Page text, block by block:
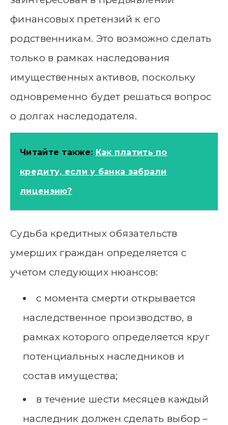
финансовых претензий к его
родственникам. Это возможно сделать
только в рамках наследования
имущественных активов, поскольку
одновременно будет решаться вопрос
о долгах наследодателя.
Читайте также: Как платить по
кредиту, если у банка забрали
лицензию?
Судьба кредитных обязательств
умерших граждан определяется с
учетом следующих нюансов:
с момента смерти открывается
наследственное производство, в
рамках которого определяется круг
потенциальных наследников и
состав имущества;
в течение шести месяцев каждый
наследник должен сделать выбор –